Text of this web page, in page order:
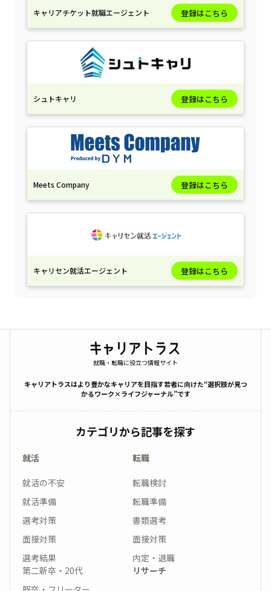
キャリアチケット就職エージェント 登録はこちら
シュトキャリ 登録はこちら
Meets Company 登録はこちら
キャリセン就活エージェント 登録はこちら
就職・転職に役立つ情報サイト
キャリアトラスはより豊かなキャリアを目指す若者に向けた“選択肢が見つ
かるワーク×ライフジャーナル”です
カテゴリから記事を探す
就活
就活の不安
就活準備
選考対策
面接対策
選考結果
転職
転職検討
転職準備
書類選考
面接対策
内定・退職
第二新卒・20代
リサーチ